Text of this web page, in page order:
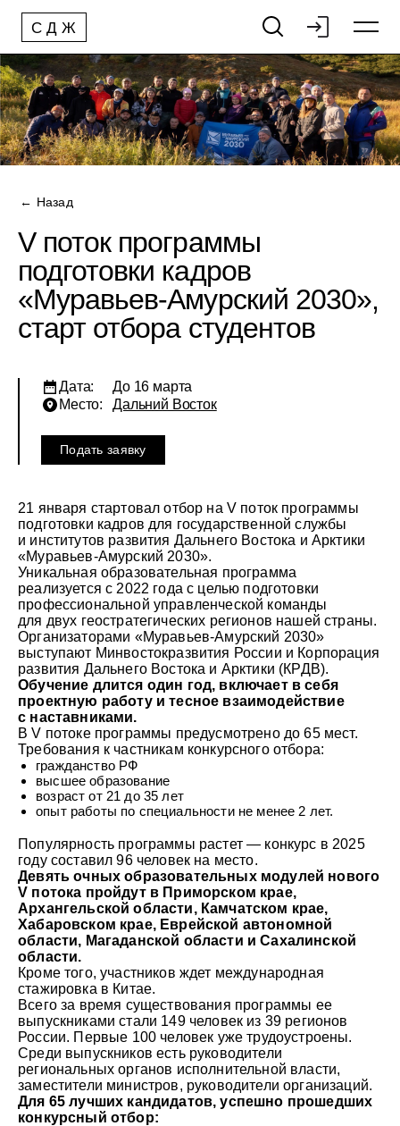
С Д Ж
← Назад
V поток программы
подготовки кадров
«Муравьев-Амурский 2030»,
старт отбора студентов
Дата:
До 16 марта
Место:
Дальний Восток
Подать заявку
21 января стартовал отбор на V поток программы
подготовки кадров для государственной службы
и институтов развития Дальнего Востока и Арктики
«Муравьев-Амурский 2030».
Уникальная образовательная программа
реализуется с 2022 года с целью подготовки
профессиональной управленческой команды
для двух геостратегических регионов нашей страны.
Организаторами «Муравьев-Амурский 2030»
выступают Минвостокразвития России и Корпорация
развития Дальнего Востока и Арктики (КРДВ).
Обучение длится один год, включает в себя
проектную работу и тесное взаимодействие
с наставниками.
В V потоке программы предусмотрено до 65 мест.
Требования к частникам конкурсного отбора:
гражданство РФ
высшее образование
возраст от 21 до 35 лет
опыт работы по специальности не менее 2 лет.
Популярность программы растет — конкурс в 2025
году составил 96 человек на место.
Девять очных образовательных модулей нового
V потока пройдут в Приморском крае,
Архангельской области, Камчатском крае,
Хабаровском крае, Еврейской автономной
области, Магаданской области и Сахалинской
области.
Кроме того, участников ждет международная
стажировка в Китае.
Всего за время существования программы ее
выпускниками стали 149 человек из 39 регионов
России. Первые 100 человек уже трудоустроены.
Среди выпускников есть руководители
региональных органов исполнительной власти,
заместители министров, руководители организаций.
Для 65 лучших кандидатов, успешно прошедших
конкурсный отбор: